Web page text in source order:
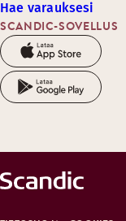
SCANDIC-SOVELLUS
Hae varauksesi